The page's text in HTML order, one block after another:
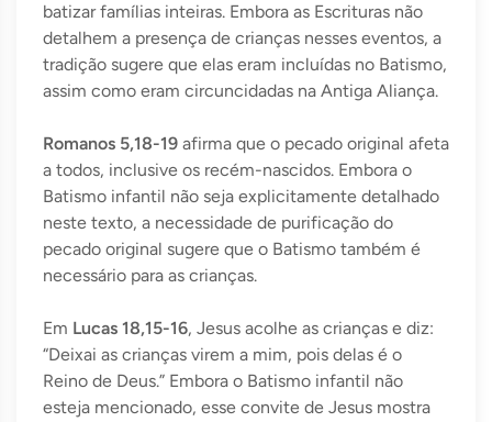
batizar famílias inteiras. Embora as Escrituras não
detalhem a presença de crianças nesses eventos, a
tradição sugere que elas eram incluídas no Batismo,
assim como eram circuncidadas na Antiga Aliança.
Romanos 5,18-19 afirma que o pecado original afeta
a todos, inclusive os recém-nascidos. Embora o
Batismo infantil não seja explicitamente detalhado
neste texto, a necessidade de purificação do
pecado original sugere que o Batismo também é
necessário para as crianças.
Em Lucas 18,15-16, Jesus acolhe as crianças e diz:
“Deixai as crianças virem a mim, pois delas é o
Reino de Deus.” Embora o Batismo infantil não
esteja mencionado, esse convite de Jesus mostra